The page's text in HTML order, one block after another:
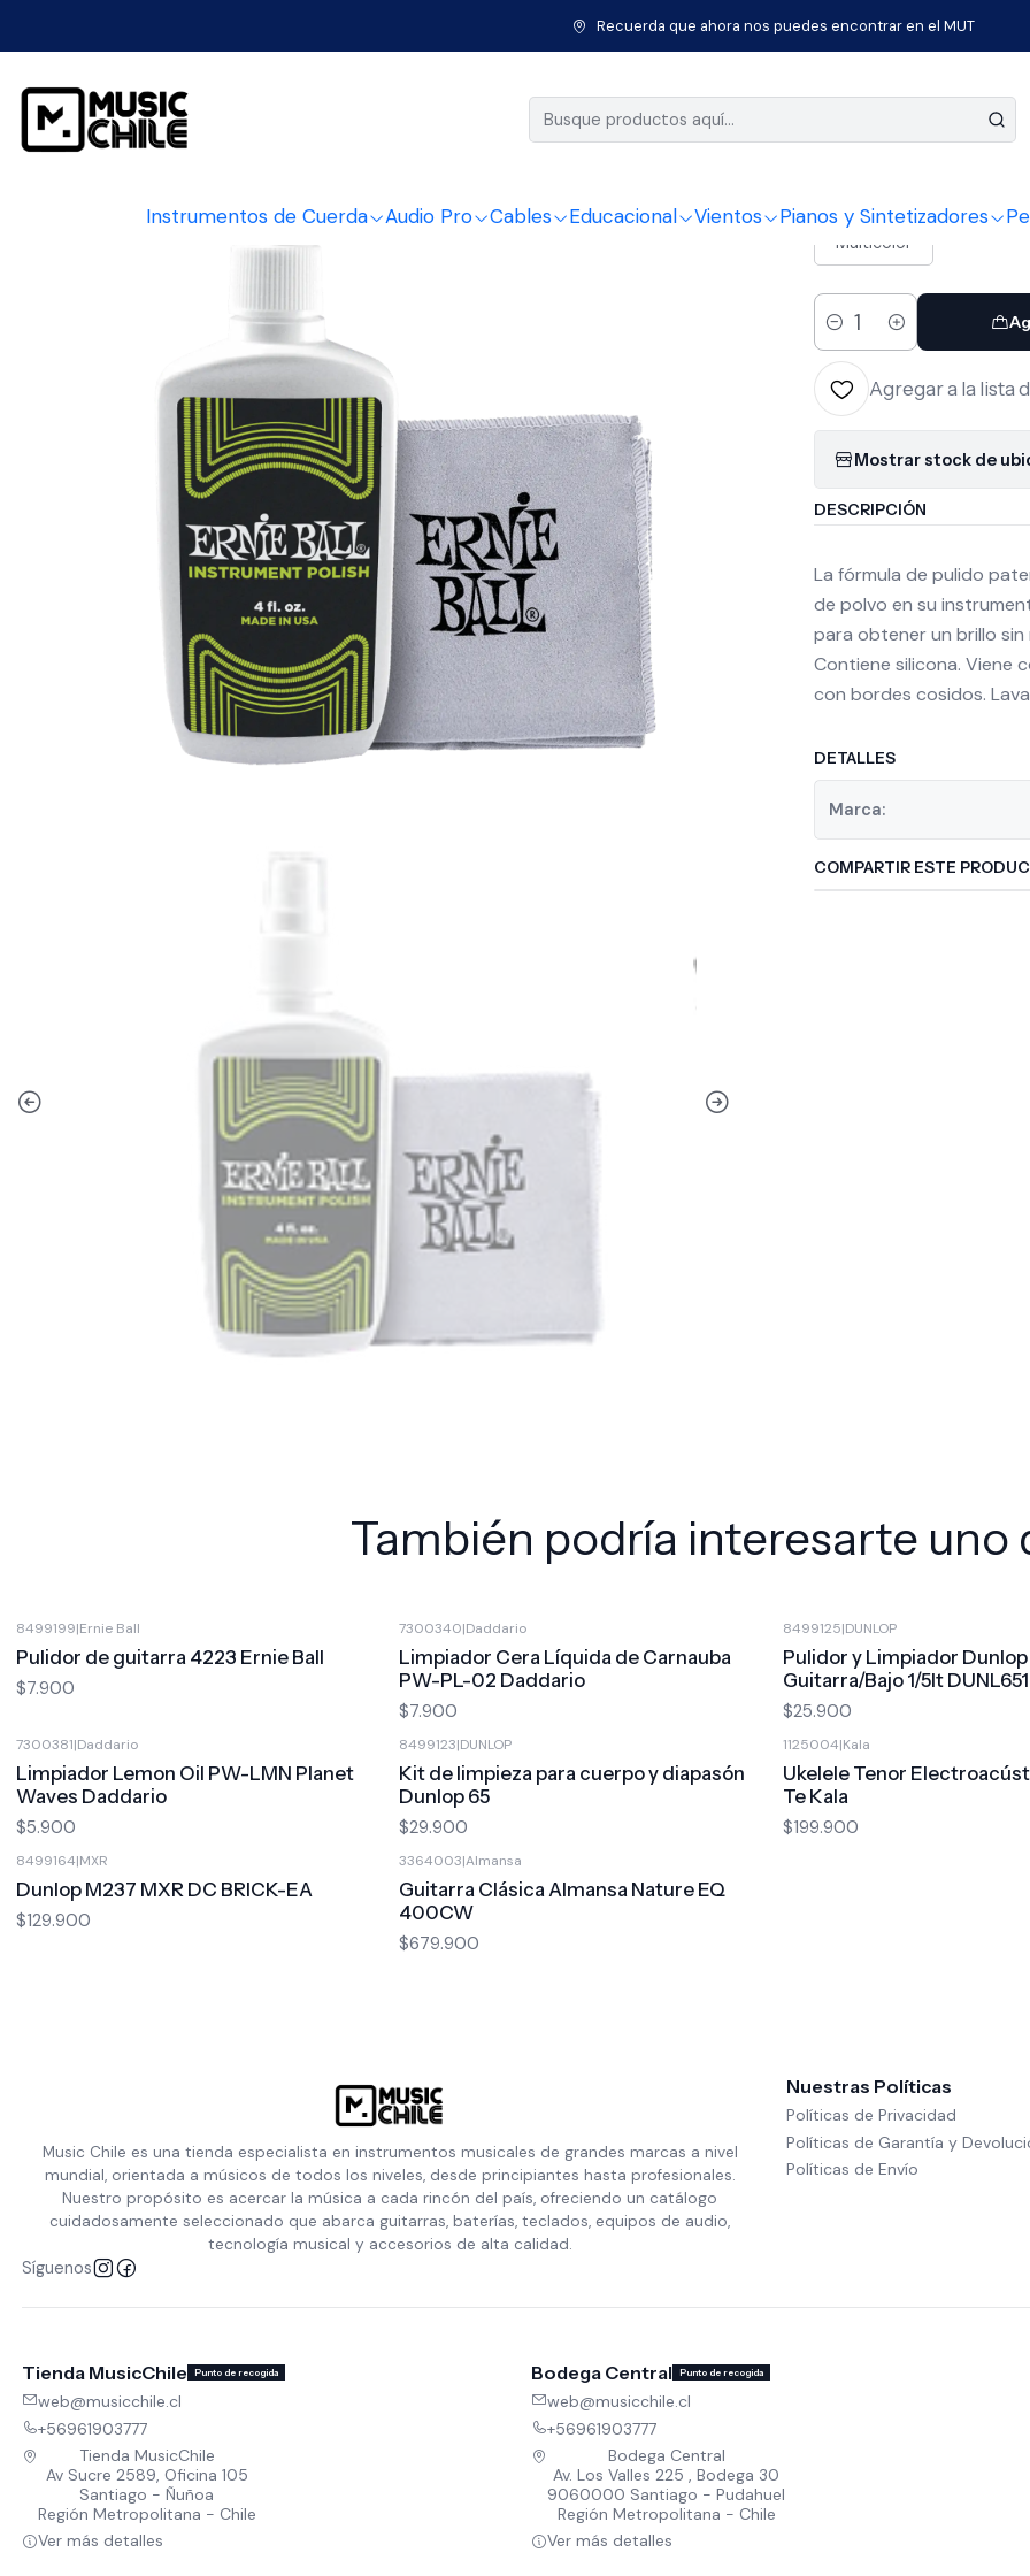
Instrumentos de Cuerda Audio Pro Cables Educacional Vientos Pianos y Sintetizadores
Recuerda que ahora nos puedes encontrar en el MUT
Instrumentos de Cuerda Guitarras Acc. Guitarra Limpieza y Mantención
|
Pulidor
COLOR
Multicolor
Cantidad
Agregar a la lista
Mostrar stock de
DESCRIPCIÓN
La fórmula de pulido
de polvo en su
para obtener un brillo sin
Contiene silicona. Viene
con bordes cosidos.
DETALLES
Marca:
COMPARTIR ESTE
También podría interesarte uno
8499199|Ernie Ball
Pulidor de guitarra 4223 Ernie Ball
$7.900
7300340|Daddario
Limpiador Cera Líquida de Carnauba
PW-PL-02 Daddario
$7.900
8499125|DUNLOP
Pulidor y Limpiador
Guitarra/Bajo 1/5lt
$25.900
7300381|Daddario
Limpiador Lemon Oil PW-LMN Planet
Waves Daddario
$5.900
8499123|DUNLOP
Kit de limpieza para cuerpo y diapasón
Dunlop 65
$29.900
1125004|Kala
Ukelele Tenor
Te Kala
$199.900
8499164|MXR
Dunlop M237 MXR DC BRICK-EA
$129.900
3364003|Almansa
Guitarra Clásica Almansa Nature EQ
400CW
$679.900
Music Chile es una tienda especialista en instrumentos musicales de grandes marcas a nivel
mundial, orientada a músicos de todos los niveles, desde principiantes hasta profesionales.
Nuestro propósito es acercar la música a cada rincón del país, ofreciendo un catálogo
cuidadosamente seleccionado que abarca guitarras, baterías, teclados, equipos de audio,
tecnología musical y accesorios de alta calidad.
Síguenos
Nuestras Políticas
Políticas de Privacidad
Políticas de Garantía y
Políticas de Envío
Tienda MusicChile Punto de recogida
web@musicchile.cl
+56961903777
Tienda MusicChile
Av Sucre 2589, Oficina 105
Santiago - Ñuñoa
Región Metropolitana - Chile
Ver más detalles
Bodega Central Punto de recogida
web@musicchile.cl
+56961903777
Bodega Central
Av. Los Valles 225 , Bodega 30
9060000 Santiago - Pudahuel
Región Metropolitana - Chile
Ver más detalles